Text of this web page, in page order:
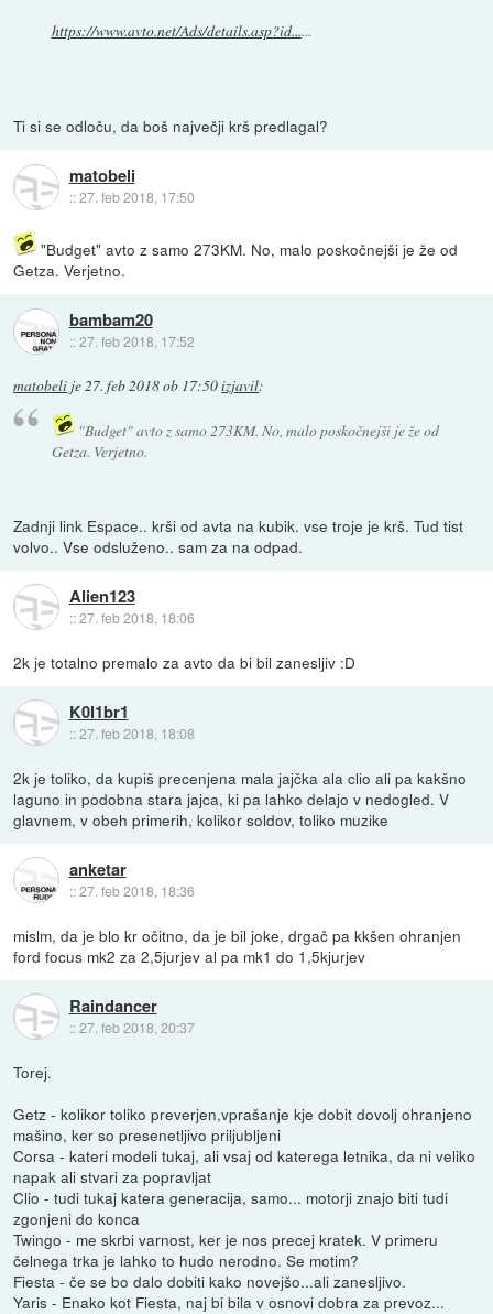
https://www.avto.net/Ads/details.asp?id......
Ti si se odloču, da boš največji krš predlagal?
matobeli
::27. feb 2018, 17:50
"Budget" avto z samo 273KM. No, malo poskočnejši je že od
Getza. Verjetno.
bambam20
::27. feb 2018, 17:52
matobeli je27. feb 2018 ob 17:50izjavil:
"Budget" avto z samo 273KM. No, malo poskočnejši je že od
Getza. Verjetno.
Zadnji link Espace.. krši od avta na kubik. vse troje je krš. Tud tist
volvo.. Vse odsluženo.. sam za na odpad.
Alien123
::27. feb 2018, 18:06
2k je totalno premalo za avto da bi bil zanesljiv :D
K0l1br1
::27. feb 2018, 18:08
2k je toliko, da kupiš precenjena mala jajčka ala clio ali pa kakšno
laguno in podobna stara jajca, ki pa lahko delajo v nedogled. V
glavnem, v obeh primerih, kolikor soldov, toliko muzike
anketar
::27. feb 2018, 18:36
mislm, da je blo kr očitno, da je bil joke, drgač pa kkšen ohranjen
ford focus mk2 za 2,5jurjev al pa mk1 do 1,5kjurjev
Raindancer
::27. feb 2018, 20:37
Torej.
Getz - kolikor toliko preverjen,vprašanje kje dobit dovolj ohranjeno
mašino, ker so presenetljivo priljubljeni
Corsa - kateri modeli tukaj, ali vsaj od katerega letnika, da ni veliko
napak ali stvari za popravljat
Clio - tudi tukaj katera generacija, samo... motorji znajo biti tudi
zgonjeni do konca
Twingo - me skrbi varnost, ker je nos precej kratek. V primeru
čelnega trka je lahko to hudo nerodno. Se motim?
Fiesta - če se bo dalo dobiti kako novejšo...ali zanesljivo.
Yaris - Enako kot Fiesta, naj bi bila v osnovi dobra za prevoz...